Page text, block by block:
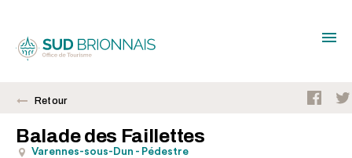
Retour
Balade des Faillettes
Varennes-sous-Dun - Pédestre